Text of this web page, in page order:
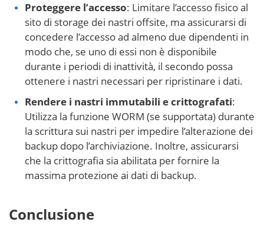
Proteggere l’accesso: Limitare l’accesso fisico al
sito di storage dei nastri offsite, ma assicurarsi di
concedere l’accesso ad almeno due dipendenti in
modo che, se uno di essi non è disponibile
durante i periodi di inattività, il secondo possa
ottenere i nastri necessari per ripristinare i dati.
Rendere i nastri immutabili e crittografati:
Utilizza la funzione WORM (se supportata) durante
la scrittura sui nastri per impedire l’alterazione dei
backup dopo l’archiviazione. Inoltre, assicurarsi
che la crittografia sia abilitata per fornire la
massima protezione ai dati di backup.
Conclusione